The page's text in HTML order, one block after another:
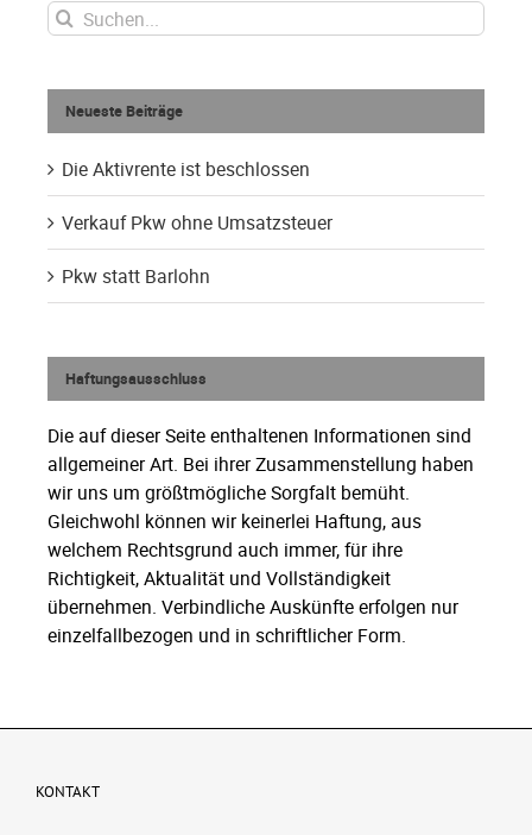
Suche
nach:
Neueste Beiträge
Die Aktivrente ist beschlossen
Verkauf Pkw ohne Umsatzsteuer
Pkw statt Barlohn
Haftungsausschluss
Die auf dieser Seite enthaltenen Informationen sind
allgemeiner Art. Bei ihrer Zusammenstellung haben
wir uns um größtmögliche Sorgfalt bemüht.
Gleichwohl können wir keinerlei Haftung, aus
welchem Rechtsgrund auch immer, für ihre
Richtigkeit, Aktualität und Vollständigkeit
übernehmen. Verbindliche Auskünfte erfolgen nur
einzelfallbezogen und in schriftlicher Form.
KONTAKT